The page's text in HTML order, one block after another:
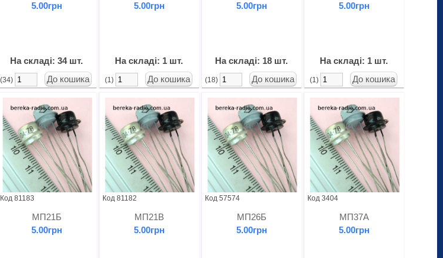
5.00грн
На складі: 34 шт.
(34)
5.00грн
На складі: 1 шт.
(1)
5.00грн
На складі: 18 шт.
(18)
5.00грн
На складі: 1 шт.
(1)
Код 81183
МП21Б
5.00грн
Код 81182
МП21В
5.00грн
Код 57574
МП26Б
5.00грн
Код 3404
МП37А
5.00грн